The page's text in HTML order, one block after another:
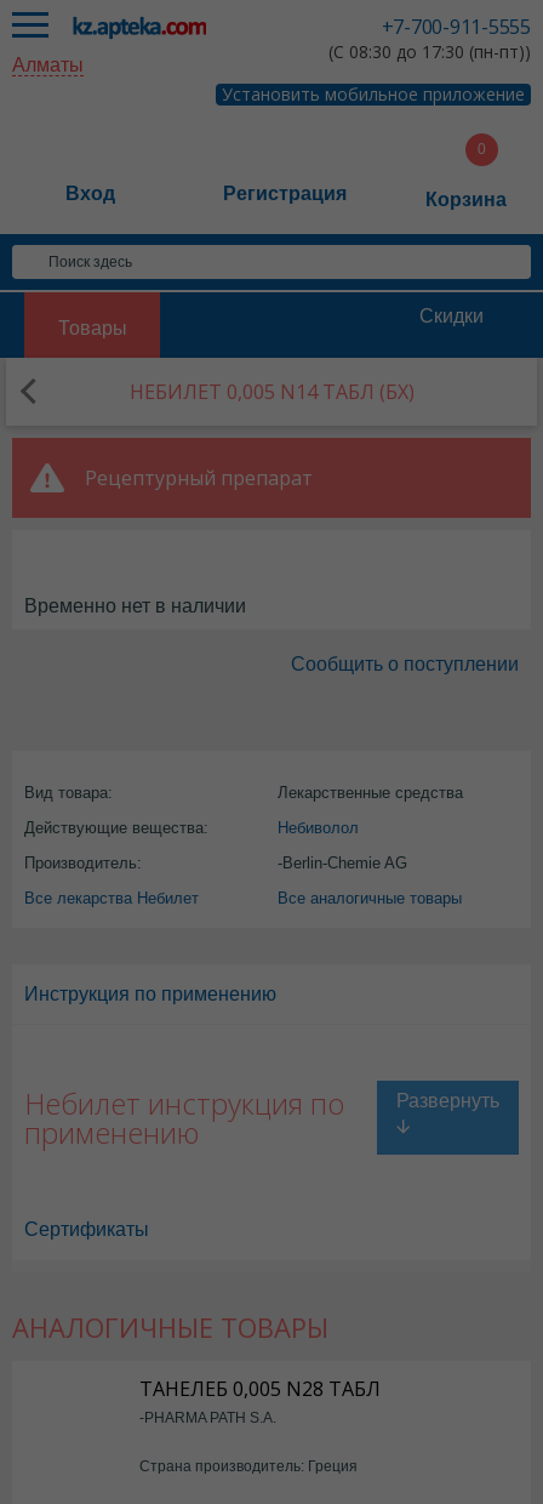
+7-700-911-5555
(С 08:30 до 17:30 (пн-пт))
Установить мобильное приложение
Алматы
Вход Регистрация Корзина
Товары
Скидки
НЕБИЛЕТ 0,005 N14 ТАБЛ (БХ)
Рецептурный препарат
Временно нет в наличии
Сообщить о поступлении
Вид товара:
Лекарственные средства
Действующие вещества:
Небиволол
Производитель:
-Berlin-Chemie AG
Все лекарства Небилет
Все аналогичные товары
Инструкция по применению
Небилет инструкция по
применению
Небилет в Астане , Небилет в Уральске
Сертификаты
АНАЛОГИЧНЫЕ ТОВАРЫ
ТАНЕЛЕБ 0,005 N28 ТАБЛ
-PHARMA PATH S.A.
Страна производитель: Греция